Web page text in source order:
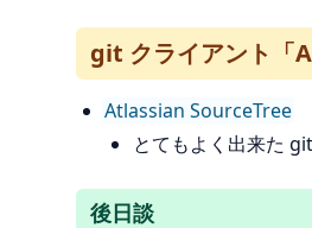
git クライアント「
Atlassian SourceTree
とてもよく出来た
後日談